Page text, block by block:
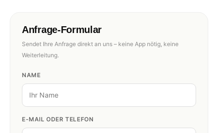
Anfrage-Formular
Sendet Ihre Anfrage direkt an uns – keine App nötig, keine
Weiterleitung.
NAME
E-MAIL ODER TELEFON